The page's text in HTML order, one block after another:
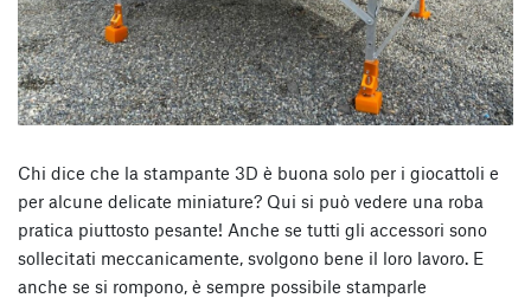
Chi dice che la stampante 3D è buona solo per i giocattoli e
per alcune delicate miniature? Qui si può vedere una roba
pratica piuttosto pesante! Anche se tutti gli accessori sono
sollecitati meccanicamente, svolgono bene il loro lavoro. E
anche se si rompono, è sempre possibile stamparle